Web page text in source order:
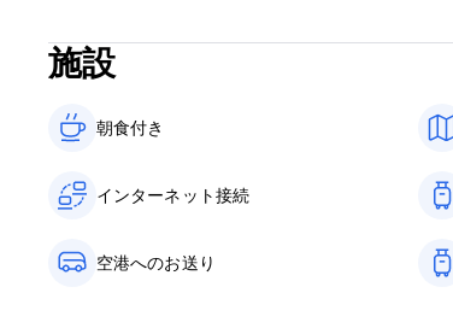
施設
朝食付き‎
インターネット接続
空港へのお送り